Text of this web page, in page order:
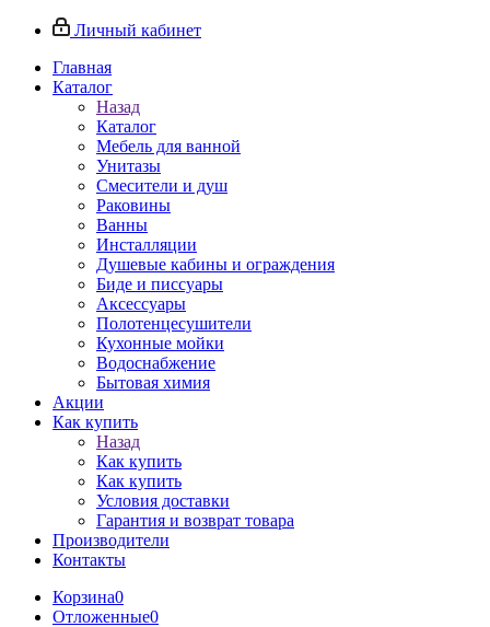
Личный кабинет
Главная
Каталог
Назад
Каталог
Мебель для ванной
Унитазы
Смесители и душ
Раковины
Ванны
Инсталляции
Душевые кабины и ограждения
Биде и писсуары
Аксессуары
Полотенцесушители
Кухонные мойки
Водоснабжение
Бытовая химия
Акции
Как купить
Назад
Как купить
Как купить
Условия доставки
Гарантия и возврат товара
Производители
Контакты
Корзина0
Отложенные0